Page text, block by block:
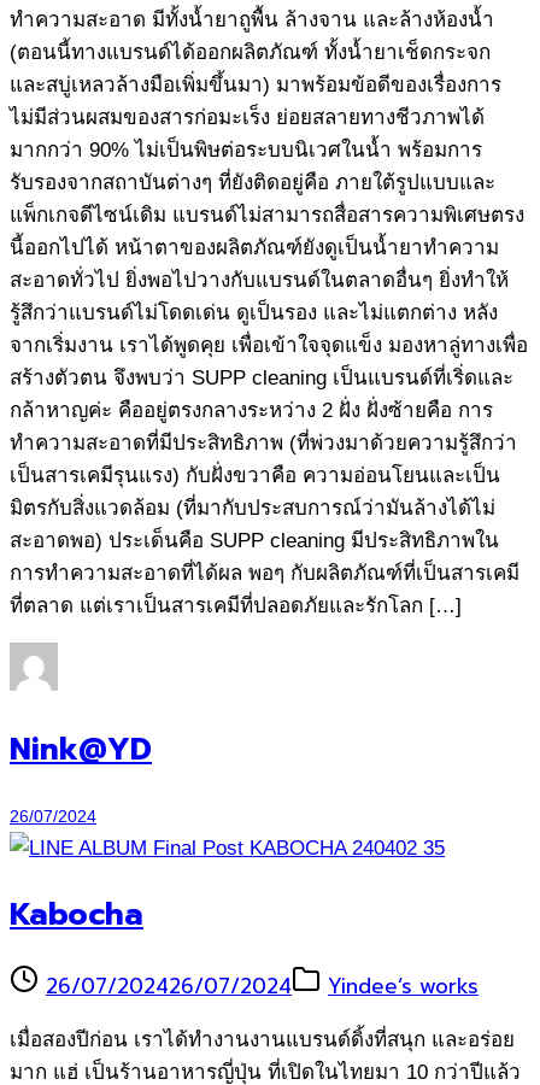
ทำความสะอาด มีทั้งน้ำยาถูพื้น ล้างจาน และล้างห้องน้ำ
(ตอนนี้ทางแบรนด์ได้ออกผลิตภัณฑ์ ทั้งน้ำยาเช็ดกระจก
และสบู่เหลวล้างมือเพิ่มขึ้นมา) มาพร้อมข้อดีของเรื่องการ
ไม่มีส่วนผสมของสารก่อมะเร็ง ย่อยสลายทางชีวภาพได้
มากกว่า 90% ไม่เป็นพิษต่อระบบนิเวศในน้ำ พร้อมการ
รับรองจากสถาบันต่างๆ ที่ยังติดอยู่คือ ภายใต้รูปแบบและ
แพ็กเกจดีไซน์เดิม แบรนด์ไม่สามารถสื่อสารความพิเศษตรง
นี้ออกไปได้ หน้าตาของผลิตภัณฑ์ยังดูเป็นน้ำยาทำความ
สะอาดทั่วไป ยิ่งพอไปวางกับแบรนด์ในตลาดอื่นๆ ยิ่งทำให้
รู้สึกว่าแบรนด์ไม่โดดเด่น ดูเป็นรอง และไม่แตกต่าง หลัง
จากเริ่มงาน เราได้พูดคุย เพื่อเข้าใจจุดแข็ง มองหาลู่ทางเพื่อ
สร้างตัวตน จึงพบว่า SUPP cleaning เป็นแบรนด์ที่เริ่ดและ
กล้าหาญค่ะ คืออยู่ตรงกลางระหว่าง 2 ฝั่ง ฝั่งซ้ายคือ การ
ทำความสะอาดที่มีประสิทธิภาพ (ที่พ่วงมาด้วยความรู้สึกว่า
เป็นสารเคมีรุนแรง) กับฝั่งขวาคือ ความอ่อนโยนและเป็น
มิตรกับสิ่งแวดล้อม (ที่มากับประสบการณ์ว่ามันล้างได้ไม่
สะอาดพอ) ประเด็นคือ SUPP cleaning มีประสิทธิภาพใน
การทำความสะอาดที่ได้ผล พอๆ กับผลิตภัณฑ์ที่เป็นสารเคมี
ที่ตลาด แต่เราเป็นสารเคมีที่ปลอดภัยและรักโลก […]
Nink@YD
26/07/2024
Kabocha
26/07/202426/07/2024 Yindee’s works
เมื่อสองปีก่อน เราได้ทำงานงานแบรนด์ดิ้งที่สนุก และอร่อย
มาก แฮ่ เป็นร้านอาหารญี่ปุ่น ที่เปิดในไทยมา 10 กว่าปีแล้ว